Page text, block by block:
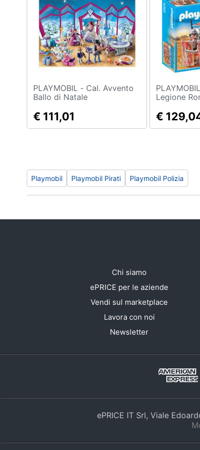
Sport
Animali
Motori
Festività e ricorrenze
Promozioni
PLAYMOBIL - Cal. Avvento
Ballo di Natale
€ 111,01
PLAYMOBIL -
Legione
€
Playmobil Playmobil Pirati Playmobil Polizia
Chi siamo
ePRICE per le aziende
Vendi sul marketplace
Lavora con noi
Newsletter
ePRICE IT Srl, Viale